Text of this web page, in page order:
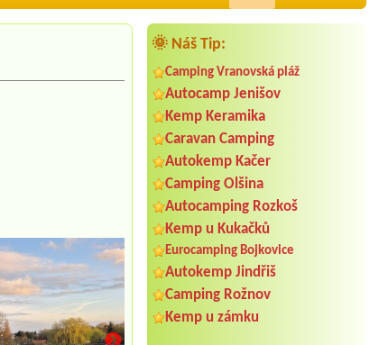
🌞 Náš Tip:
Camping Vranovská pláž
Autocamp Jenišov
Kemp Keramika
Caravan Camping
Autokemp Kačer
Camping Olšina
Autocamping Rozkoš
Kemp u Kukačků
Eurocamping Bojkovice
Autokemp Jindřiš
Camping Rožnov
Kemp u zámku
Termín od 2026-07-28 |Hotel a kemp
Formule***
3 dospělý a 1x 14 let
Termín od 2026-07-29 |
Pod Černým lesem